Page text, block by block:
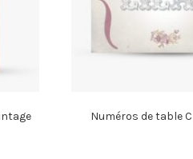
Numéros de table